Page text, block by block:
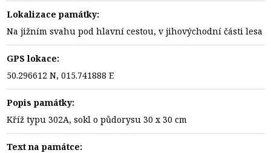
Lokalizace památky:
Na jižním svahu pod hlavní cestou, v jihovýchodní části lesa
GPS lokace:
50.296612 N, 015.741888 E
Popis památky:
Kříž typu 302A, sokl o půdorysu 30 x 30 cm
Text na památce: